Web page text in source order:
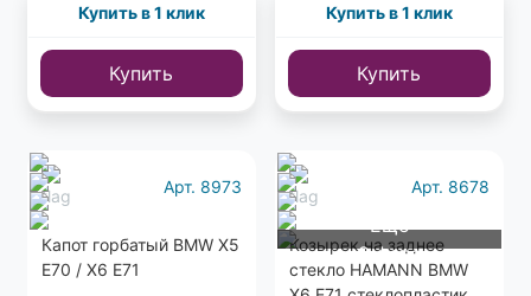
Купить в 1 клик
Купить
Купить в 1 клик
Купить
Арт. 8973
Капот горбатый BMW X5
E70 / X6 E71
Еще
9 фото
Арт. 8678
Козырек на заднее
стекло HAMANN BMW